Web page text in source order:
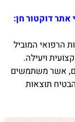
אתר דוקטור חן:
הרפואי המוביל
ויעילה.
אשר משתמשים
תוצאות